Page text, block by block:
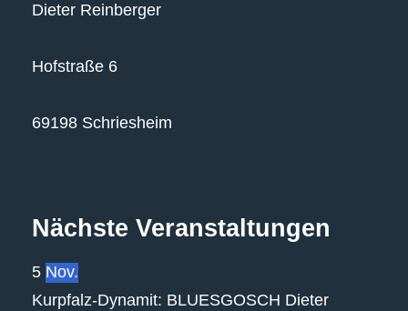
Dieter Reinberger
Hofstraße 6
69198 Schriesheim
Nächste Veranstaltungen
5 Nov.
Kurpfalz‐Dynamit: BLUESGOSCH Dieter